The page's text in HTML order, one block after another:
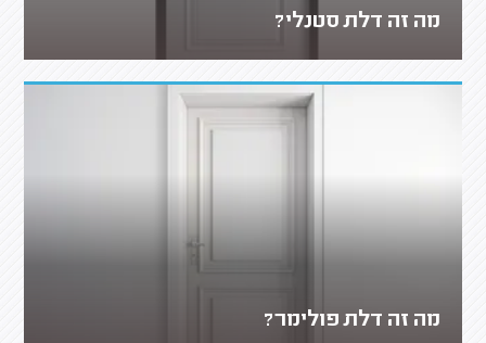
מה זה דלת סטנלי?
מה זה דלת פולימר?